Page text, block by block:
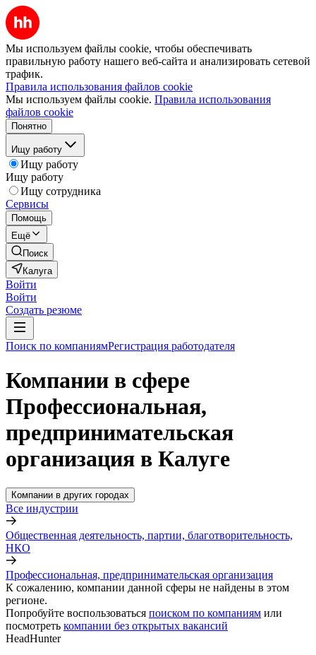
Мы используем файлы cookie, чтобы обеспечивать
правильную работу нашего веб-сайта и анализировать сетевой
трафик.
Правила использования файлов cookie
Мы используем файлы cookie. Правила использования
файлов cookie
Понятно
Ищу работу
Ищу работу
Ищу работу
Ищу сотрудника
Сервисы
Помощь
Ещё
Поиск
Калуга
Войти
Войти
Создать резюме
Поиск по компаниямРегистрация работодателя
Компании в сфере
Профессиональная,
предпринимательская
организация в Калуге
Компании в других городах
Все индустрии
Общественная деятельность, партии, благотворительность,
НКО
Профессиональная, предпринимательская организация
К сожалению, компании данной сферы не найдены в этом
регионе.
Попробуйте воспользоваться поиском по компаниям или
посмотреть компании без открытых вакансий
HeadHunter